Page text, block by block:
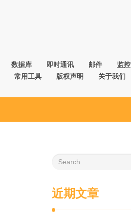
数据库 即时通讯 邮件 监控
常用工具 版权声明 关于我们
近期文章